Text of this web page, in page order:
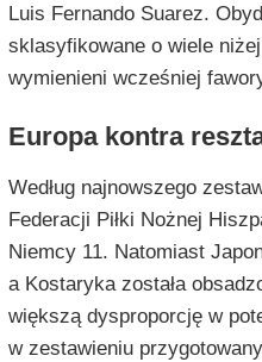
Luis Fernando Suarez.
sklasyfikowane o wiele
wymienieni wcześniej
Europa kontra
Według najnowszego
Federacji Piłki Nożnej
Niemcy 11. Natomiast
a Kostaryka została
większą dysproporcję w
w zestawieniu